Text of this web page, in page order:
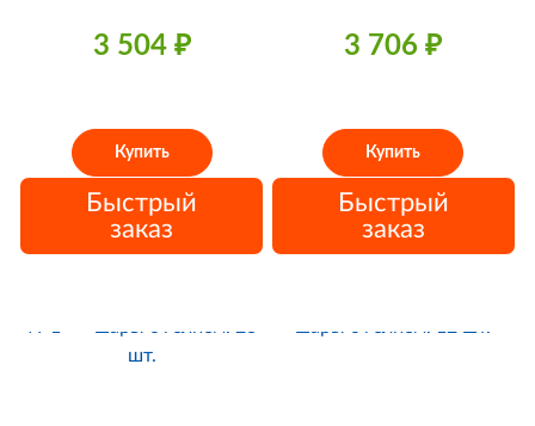
3 504 ₽
Купить
Быстрый
заказ
3 706₽
Купить
Быстрый
заказ